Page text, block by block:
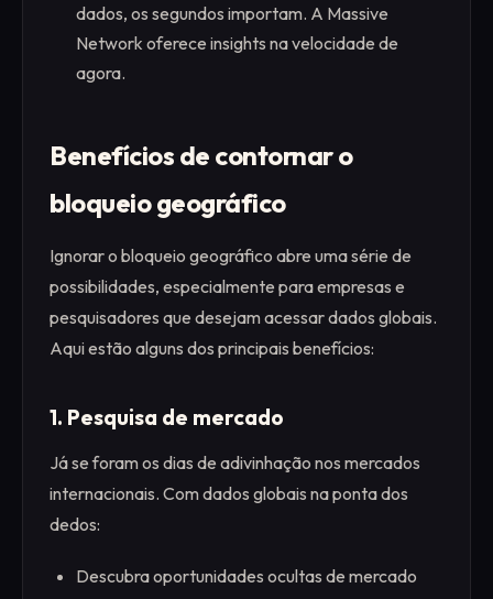
dados, os segundos importam. A Massive
Network oferece insights na velocidade de
agora.
Benefícios de contornar o
bloqueio geográfico
Ignorar o bloqueio geográfico abre uma série de
possibilidades, especialmente para empresas e
pesquisadores que desejam acessar dados globais.
Aqui estão alguns dos principais benefícios:
1. Pesquisa de mercado
Já se foram os dias de adivinhação nos mercados
internacionais. Com dados globais na ponta dos
dedos:
Descubra oportunidades ocultas de mercado